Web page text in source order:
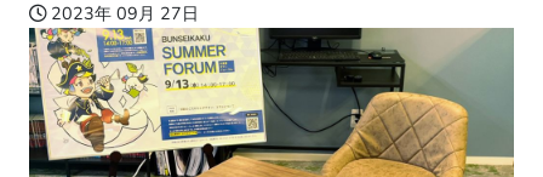
2023年 09月 27日